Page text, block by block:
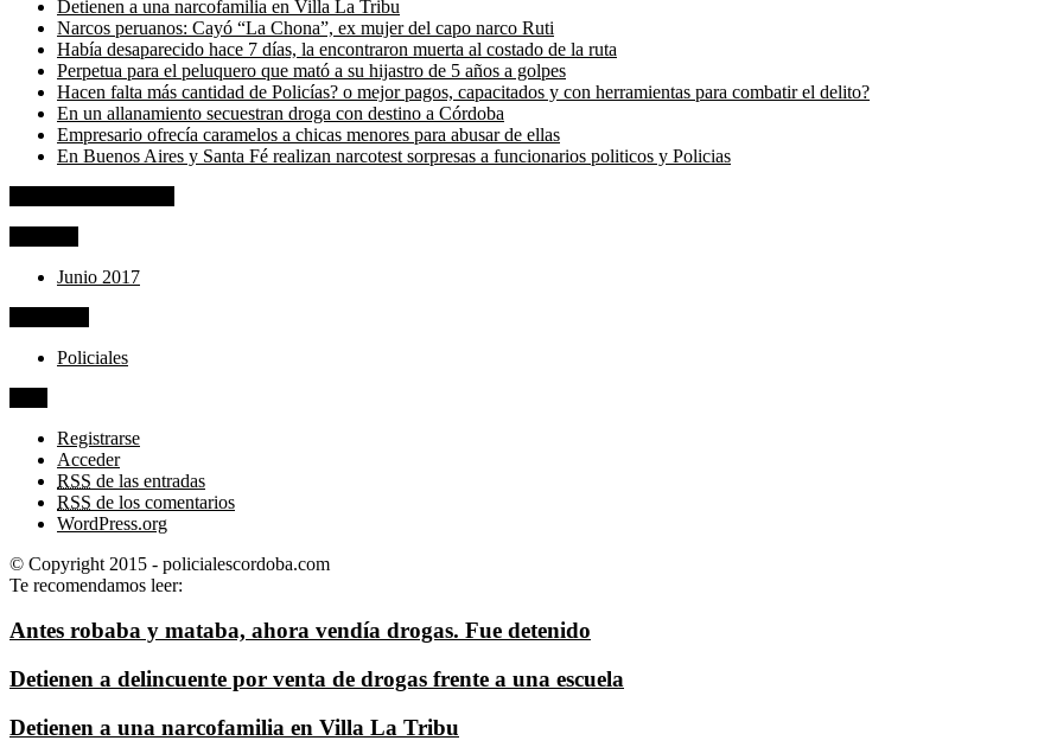
Detienen a una narcofamilia en Villa La Tribu
Narcos peruanos: Cayó “La Chona”, ex mujer del capo narco Ruti
Había desaparecido hace 7 días, la encontraron muerta al costado de la ruta
Perpetua para el peluquero que mató a su hijastro de 5 años a golpes
Hacen falta más cantidad de Policías? o mejor pagos, capacitados y con herramientas para combatir el delito?
En un allanamiento secuestran droga con destino a Córdoba
Empresario ofrecía caramelos a chicas menores para abusar de ellas
En Buenos Aires y Santa Fé realizan narcotest sorpresas a funcionarios politicos y Policias
Junio 2017
Policiales
Registrarse
Acceder
RSS de las entradas
RSS de los comentarios
WordPress.org
© Copyright 2015 - policialescordoba.com
Te recomendamos leer:
Antes robaba y mataba, ahora vendía drogas. Fue detenido
Detienen a delincuente por venta de drogas frente a una escuela
Detienen a una narcofamilia en Villa La Tribu